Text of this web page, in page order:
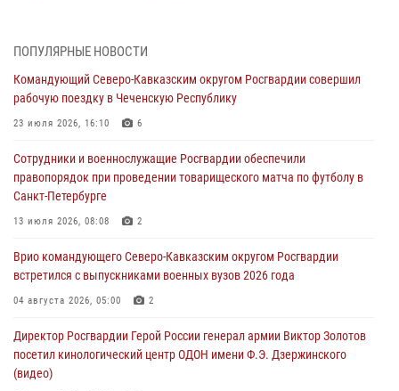
Смольного собора в Санкт-Петербурге (видео)
07 августа 2026, 11:34
взрывобезопасности
07 августа 2026, 11:33
Рэпер ST посетил раненых росгвардейцев в Главном военном
07 августа 2026, 11:18 2
В Ставрополе офицеры Росгвардии стали участниками пресс-
07 августа 2026, 11:00
ПОПУЛЯРНЫЕ НОВОСТИ
Командующий Северо-Кавказским округом Росгвардии совершил
рабочую поездку в Чеченскую Республику
23 июля 2026, 16:10 6
Сотрудники и военнослужащие Росгвардии обеспечили
правопорядок при проведении товарищеского матча по футболу в
Санкт-Петербурге
13 июля 2026, 08:08 2
Врио командующего Северо-Кавказским округом Росгвардии
встретился с выпускниками военных вузов 2026 года
04 августа 2026, 05:00 2
Директор Росгвардии Герой России генерал армии Виктор Золотов
посетил кинологический центр ОДОН имени Ф.Э. Дзержинского
(видео)